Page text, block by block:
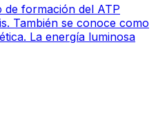
formación del ATP
También se conoce como
La energía luminosa